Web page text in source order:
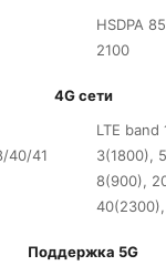
HSDPA
2100
4G сети
40/41
LTE band
3(1800),
8(900),
Поддержка 5G